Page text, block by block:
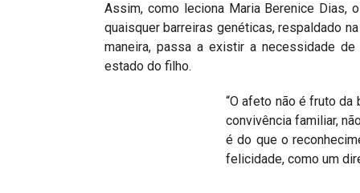
Assim, como leciona Maria Berenice Dias,
quaisquer barreiras genéticas, respaldado
maneira, passa a existir a necessidade
estado do filho.
“O afeto não é fruto
convivência familiar,
é do que o
felicidade, como um